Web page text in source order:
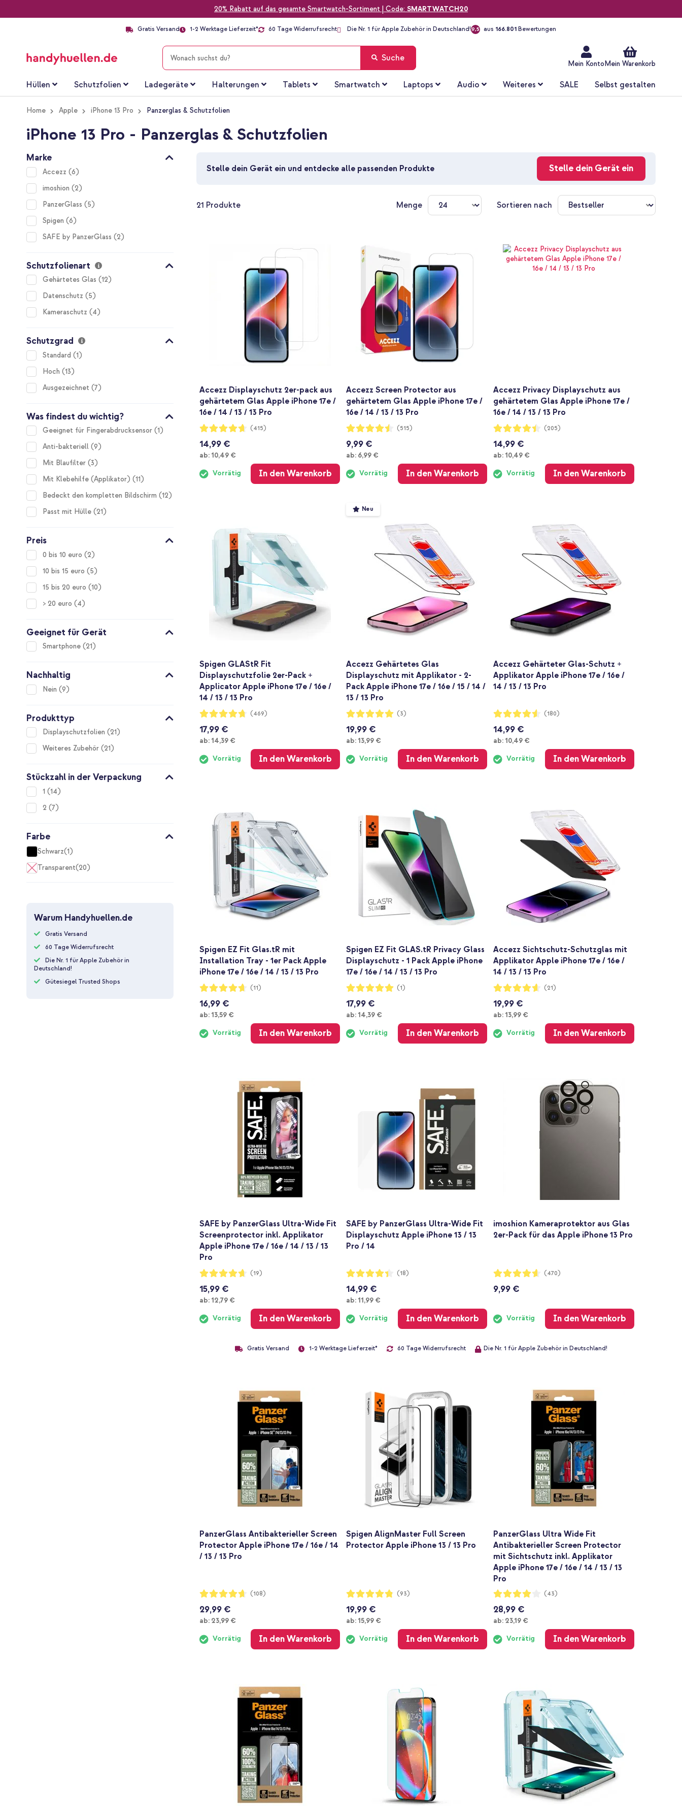
20% Rabatt auf das gesamte Smartwatch-Sortiment | Code: SMARTWATCH20
Gratis Versand 1-2 Werktage Lieferzeit* 60 Tage Widerrufsrecht Die Nr. 1 für Apple Zubehör in Deutschland!9,5 aus 166.801 Bewertungen
Mein Konto Mein Warenkorb
SUCHE Suche
Hüllen Schutzfolien Ladegeräte Halterungen Tablets Smartwatch Laptops Audio Weiteres SALE Selbst gestalten
Home Apple iPhone 13 Pro Panzerglas & Schutzfolien
iPhone 13 Pro - Panzerglas & Schutzfolien
Stelle dein Gerät ein und entdecke alle passenden Produkte Stelle dein Gerät ein
21 Produkte Menge Sortieren nach
Accezz Displayschutz 2er-pack aus
gehärtetem Glas Apple iPhone 17e /
16e / 14 / 13 / 13 Pro
Bewertung:
93%
(415)
14,99 €
ab: Ab
10,49 €
Vorrätig In den Warenkorb
Accezz Screen Protector aus
gehärtetem Glas Apple iPhone 17e /
16e / 14 / 13 / 13 Pro
Bewertung:
89%
(515)
9,99 €
ab: Ab
6,99 €
Vorrätig In den Warenkorb
Accezz Privacy Displayschutz aus
gehärtetem Glas Apple iPhone 17e /
16e / 14 / 13 / 13 Pro
Bewertung:
88%
(205)
14,99 €
ab: Ab
10,49 €
Vorrätig In den Warenkorb
Spigen GLAStR Fit
Displayschutzfolie 2er-Pack +
Applicator Apple iPhone 17e / 16e /
14 / 13 / 13 Pro
Bewertung:
94%
(469)
17,99 €
ab: Ab
14,39 €
Vorrätig In den Warenkorb
Neu
Accezz Gehärtetes Glas
Displayschutz mit Applikator - 2-
Pack Apple iPhone 17e / 16e / 15 / 14 /
13 / 13 Pro
Bewertung:
100%
(3)
19,99 €
ab: Ab
13,99 €
Vorrätig In den Warenkorb
Accezz Gehärteter Glas-Schutz +
Applikator Apple iPhone 17e / 16e /
14 / 13 / 13 Pro
Bewertung:
90%
(180)
14,99 €
ab: Ab
10,49 €
Vorrätig In den Warenkorb
Spigen EZ Fit Glas.tR mit
Installation Tray - 1er Pack Apple
iPhone 17e / 16e / 14 / 13 / 13 Pro
Bewertung:
93%
(11)
16,99 €
ab: Ab
13,59 €
Vorrätig In den Warenkorb
Spigen EZ Fit GLAS.tR Privacy Glass
Displayschutz - 1 Pack Apple iPhone
17e / 16e / 14 / 13 / 13 Pro
Bewertung:
100%
(1)
17,99 €
ab: Ab
14,39 €
Vorrätig In den Warenkorb
Accezz Sichtschutz-Schutzglas mit
Applikator Apple iPhone 17e / 16e /
14 / 13 / 13 Pro
Bewertung:
91%
(21)
19,99 €
ab: Ab
13,99 €
Vorrätig In den Warenkorb
SAFE by PanzerGlass Ultra-Wide Fit
Screenprotector inkl. Applikator
Apple iPhone 17e / 16e / 14 / 13 / 13
Pro
Bewertung:
93%
(19)
15,99 €
ab: Ab
12,79 €
Vorrätig In den Warenkorb
SAFE by PanzerGlass Ultra-Wide Fit
Displayschutz Apple iPhone 13 / 13
Pro / 14
Bewertung:
87%
(18)
14,99 €
ab: Ab
11,99 €
Vorrätig In den Warenkorb
imoshion Kameraprotektor aus Glas
2er-Pack für das Apple iPhone 13 Pro
Bewertung:
91%
(470)
9,99 €
Vorrätig In den Warenkorb
Gratis Versand 1-2 Werktage Lieferzeit* 60 Tage Widerrufsrecht Die Nr. 1 für Apple Zubehör in Deutschland!
PanzerGlass Antibakterieller Screen
Protector Apple iPhone 17e / 16e / 14
/ 13 / 13 Pro
Bewertung:
93%
(108)
29,99 €
ab: Ab
23,99 €
Vorrätig In den Warenkorb
Spigen AlignMaster Full Screen
Protector Apple iPhone 13 / 13 Pro
Bewertung:
95%
(93)
19,99 €
ab: Ab
15,99 €
Vorrätig In den Warenkorb
PanzerGlass Ultra Wide Fit
Antibakterieller Screen Protector
mit Sichtschutz inkl. Applikator
Apple iPhone 17e / 16e / 14 / 13 / 13
Pro
Bewertung:
80%
(43)
28,99 €
ab: Ab
23,19 €
Vorrätig In den Warenkorb
Marke
Accezz 6
items
imoshion
2
items
PanzerGlass
5
items
Spigen
6
items
SAFE by PanzerGlass
2
items
Schutzfolienart
Gehärtetes Glas 12
items
Datenschutz
5
items
Kameraschutz
4
items
Schutzgrad
Standard 1
item
Hoch
13
items
Ausgezeichnet
7
items
Was findest du wichtig?
Geeignet für Fingerabdrucksensor 1
item
Anti-bakteriell 9
items
Mit Blaufilter 3
items
Mit Klebehilfe (Applikator)
11
items
Bedeckt den kompletten Bildschirm
12
items
Passt mit Hülle 21
items
Preis
0 bis 10 euro 2
items
10 bis 15 euro
5
items
15 bis 20 euro
10
items
> 20 euro
4
items
Geeignet für Gerät
Smartphone 21
items
Nachhaltig
Nein 9
items
Produkttyp
Displayschutzfolien 21
items
Weiteres Zubehör 21
items
Stückzahl in der Verpackung
1 14
items
2
7
items
Farbe
Schwarz 1
item
Transparent 20
items
Warum Handyhuellen.de
Gratis Versand
60 Tage Widerrufsrecht
Die Nr. 1 für Apple Zubehör in
Deutschland!
Gütesiegel Trusted Shops